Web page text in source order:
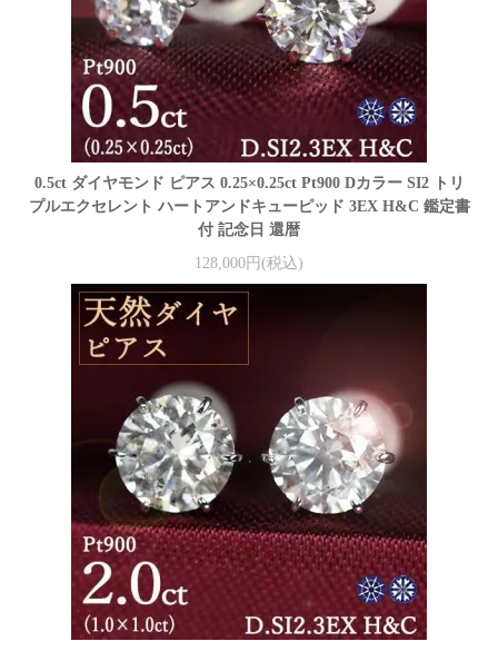
0.5ct ダイヤモンド ピアス 0.25×0.25ct Pt900 Dカラー SI2 トリ
プルエクセレント ハートアンドキューピッド 3EX H&C 鑑定書
付 記念日 還暦
128,000円(税込)